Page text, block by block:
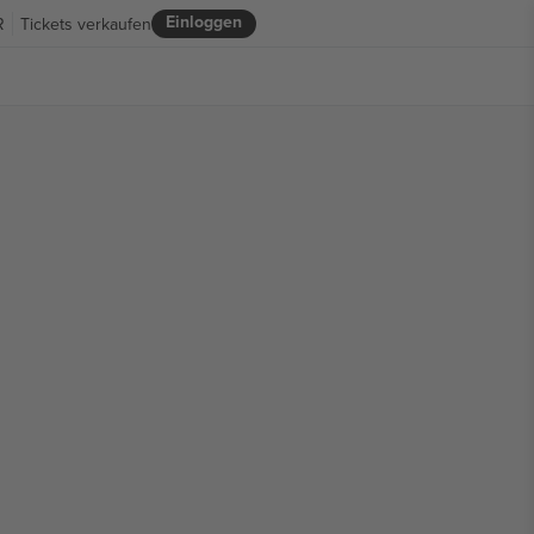
Einloggen
Tickets verkaufen